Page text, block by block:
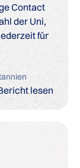
Contact
der Uni,
für
lesen